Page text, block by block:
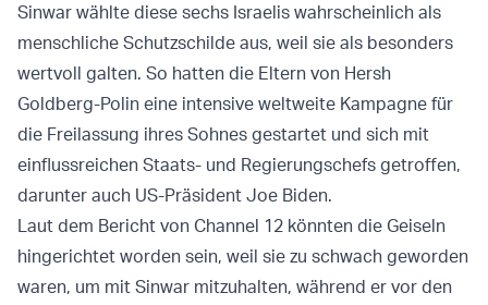
Sinwar wählte diese sechs Israelis wahrscheinlich als
menschliche Schutzschilde aus, weil sie als besonders
wertvoll galten. So hatten die Eltern von Hersh
Goldberg-Polin eine intensive weltweite Kampagne für
die Freilassung ihres Sohnes gestartet und sich mit
einflussreichen Staats- und Regierungschefs getroffen,
darunter auch US-Präsident Joe Biden.
Laut dem Bericht von Channel 12 könnten die Geiseln
hingerichtet worden sein, weil sie zu schwach geworden
waren, um mit Sinwar mitzuhalten, während er vor den